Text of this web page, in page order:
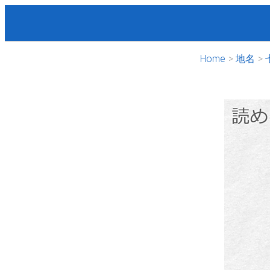
Home 地名